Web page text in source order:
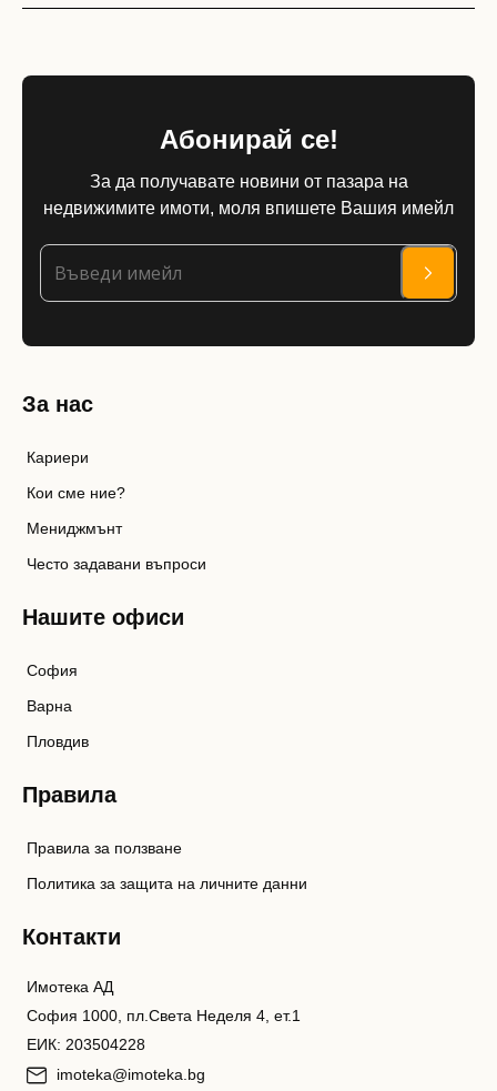
Абонирай се!
За да получавате новини от пазара на
недвижимите имоти, моля впишете Вашия имейл
За нас
Кариери
Кои сме ние?
Мениджмънт
Често задавани въпроси
Нашите офиси
София
Варна
Пловдив
Правила
Правила за ползване
Политика за защита на личните данни
Контакти
Имотека АД
София 1000, пл.Света Неделя 4, ет.1
ЕИК: 203504228
imoteka@imoteka.bg